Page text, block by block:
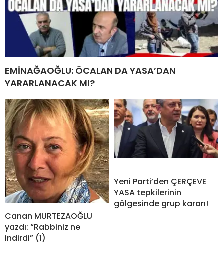
EMİNAĞAOĞLU: ÖCALAN DA YASA’DAN
YARARLANACAK MI?
Canan MURTEZAOĞLU
yazdı: “Rabbiniz ne
indirdi” (1)
Yeni Parti’den ÇERÇEVE
YASA tepkilerinin
gölgesinde grup kararı!